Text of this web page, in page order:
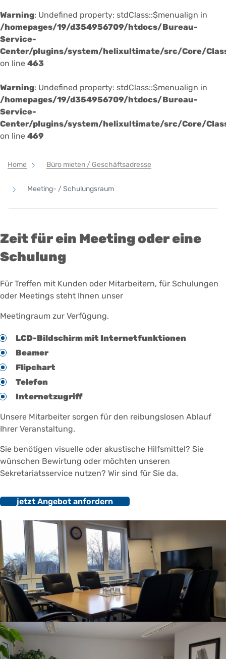
Warning: Undefined property: stdClass::$menualign in
/homepages/19/d354956709/htdocs/Bureau-
Service-
Center/plugins/system/helixultimate/src/Core/
on line 463
Warning: Undefined property: stdClass::$menualign in
/homepages/19/d354956709/htdocs/Bureau-
Service-
Center/plugins/system/helixultimate/src/Core/
on line 469
Home Büro mieten / Geschäftsadresse
Meeting- / Schulungsraum
Zeit für ein Meeting oder eine
Schulung
Für Treffen mit Kunden oder Mitarbeitern, für Schulungen
oder Meetings steht Ihnen unser
Meetingraum zur Verfügung.
LCD-Bildschirm mit Internetfunktionen
Beamer
Flipchart
Telefon
Internetzugriff
Unsere Mitarbeiter sorgen für den reibungslosen Ablauf
Ihrer Veranstaltung.
Sie benötigen visuelle oder akustische Hilfsmittel? Sie
wünschen Bewirtung oder möchten unseren
Sekretariatsservice nutzen? Wir sind für Sie da.
jetzt Angebot anfordern